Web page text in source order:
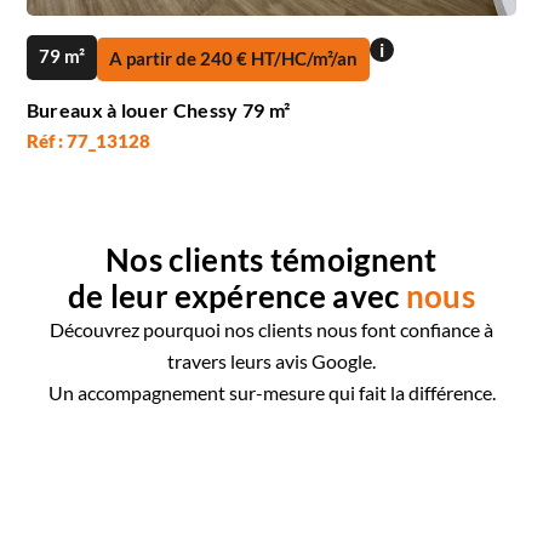
79 m² A partir de 240 € HT/HC/m²/an i
Bureaux à louer Chessy 79 m²
Réf : 77_13128
Nos clients témoignent
de leur expérence avec nous
Découvrez pourquoi nos clients nous font confiance à
travers leurs avis Google.
Un accompagnement sur-mesure qui fait la différence.